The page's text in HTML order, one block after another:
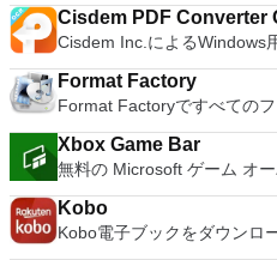
who are a little skeptical
Windows 10. By utilizing an
all of Windows 10's new
environment, without the
VMware Workstation Pro
you can also install Linux
Fedora, and lots of other
Workstation Pro offers high
and cutting edge features
crowd. The full version is a
ン間でデータを共有します
レーティングシステムのサポート。 USB 2.0デバ
ト。 起動時にアプライアン
ームページインターフェイ
セスできます。 VMware Playerは、Microsoft Virtual Server仮
います。
Cisdem PDF Converter
Cisdem Inc.によるWindows
Format Factory
Format Factoryですべての
Xbox Game Bar
無料の Microsoft ゲーム オ
Kobo
Kobo電子ブックをダウンロ